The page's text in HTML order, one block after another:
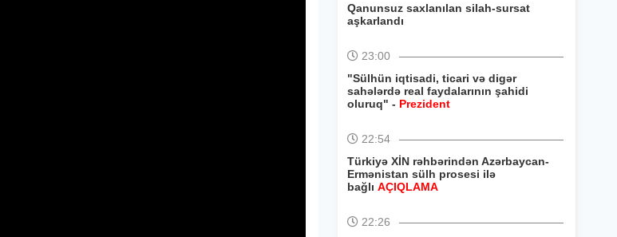
Qanunsuz saxlanılan silah-sursat
aşkarlandı
23:00
"Sülhün iqtisadi, ticari və digər
sahələrdə real faydalarının şahidi
oluruq" - Prezident
22:54
Türkiyə XİN rəhbərindən Azərbaycan-
Ermənistan sülh prosesi ilə
bağlı AÇIQLAMA
22:26